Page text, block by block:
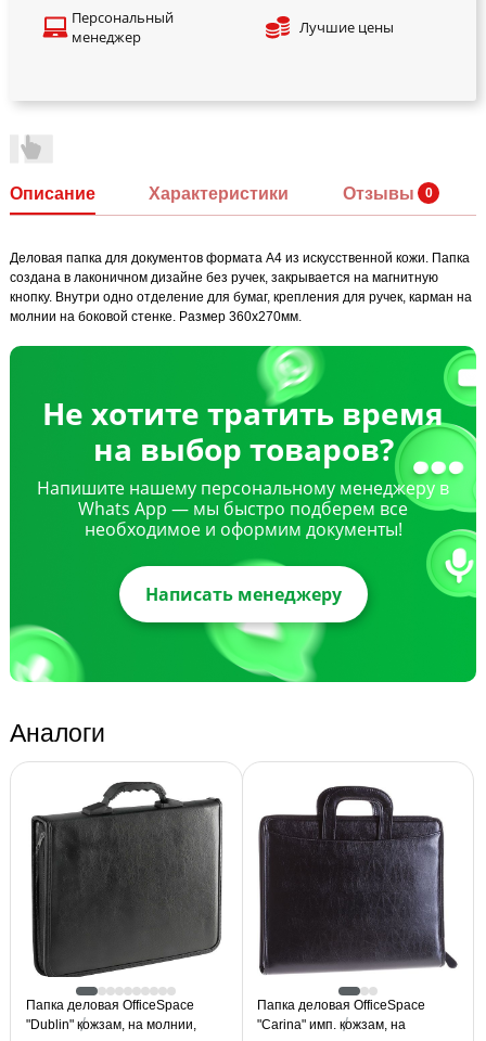
Персональный
менеджер
Лучшие цены
Описание Характеристики Отзывы
Деловая папка для документов формата А4 из искусственной кожи. Папка
создана в лаконичном дизайне без ручек, закрывается на магнитную
кнопку. Внутри одно отделение для бумаг, крепления для ручек, карман на
молнии на боковой стенке. Размер 360х270мм.
Не хотите тратить время
на выбор товаров?
Напишите нашему персональному менеджеру в
Whats App — мы быстро подберем все
необходимое и оформим документы!
Написать менеджеру
Аналоги
Папка деловая OfficeSpace
"Dublin" кожзам, на молнии,
Папка деловая OfficeSpace
"Carina" имп. кожзам, на